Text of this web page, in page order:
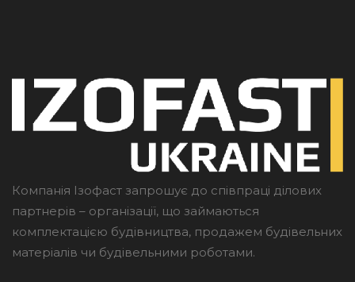
Компанія Ізофаст запрошує до співпраці ділових
партнерів – організації, що займаються
комплектацією будівництва, продажем будівельних
матеріалів чи будівельними роботами.